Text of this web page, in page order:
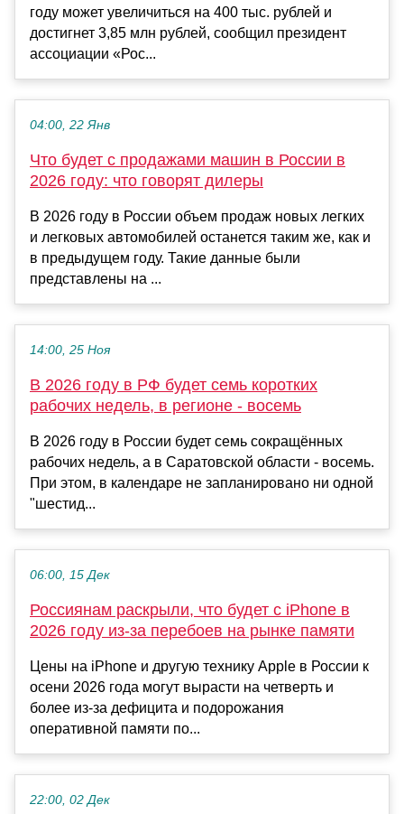
году может увеличиться на 400 тыс. рублей и
достигнет 3,85 млн рублей, сообщил президент
ассоциации «Рос...
04:00, 22 Янв
Что будет с продажами машин в России в
2026 году: что говорят дилеры
В 2026 году в России объем продаж новых легких
и легковых автомобилей останется таким же, как и
в предыдущем году. Такие данные были
представлены на ...
14:00, 25 Ноя
В 2026 году в РФ будет семь коротких
рабочих недель, в регионе - восемь
В 2026 году в России будет семь сокращённых
рабочих недель, а в Саратовской области - восемь.
При этом, в календаре не запланировано ни одной
"шестид...
06:00, 15 Дек
Россиянам раскрыли, что будет с iPhone в
2026 году из-за перебоев на рынке памяти
Цены на iPhone и другую технику Apple в России к
осени 2026 года могут вырасти на четверть и
более из-за дефицита и подорожания
оперативной памяти по...
22:00, 02 Дек